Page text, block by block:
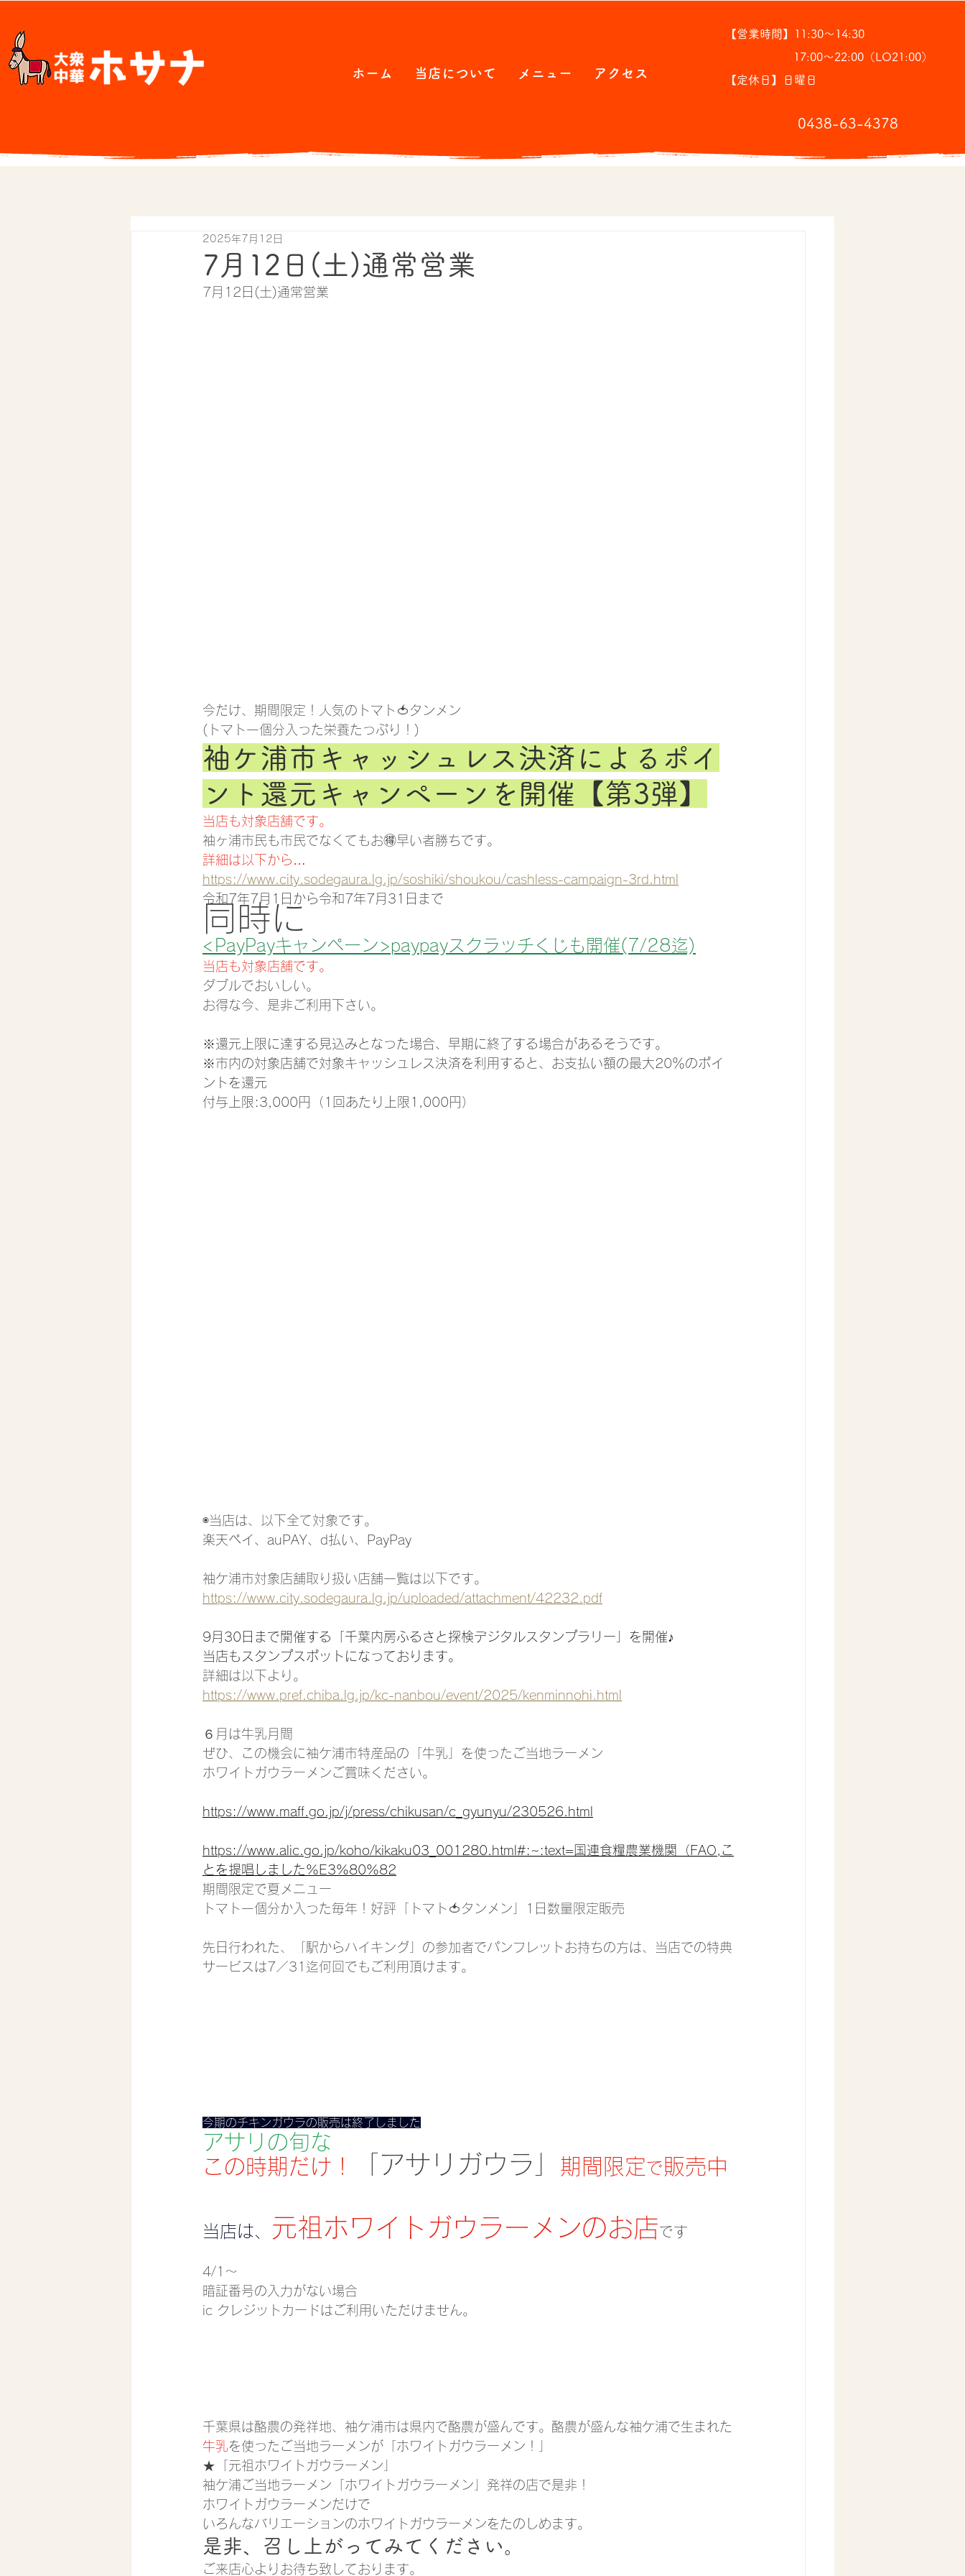
【営業時間】11:30～14:30
17:00～22:00（LO21:00）
【定休日】日曜日
​0438-63-4378
ホーム 当店について メニュー アクセス
7月12日(土)通常営業
2025年7月12日
7月12日(土)通常営業
今だけ、期間限定！人気のトマト🍅タンメン
(トマト一個分入った栄養たっぷり！)
袖ケ浦市キャッシュレス決済によるポイ
ント還元キャンペーンを開催【第3弾】
当店も対象店舗です。
袖ヶ浦市民も市民でなくてもお🉐早い者勝ちです。
詳細は以下から…
https://www.city.sodegaura.lg.jp/soshiki/shoukou/cashless-campaign-3rd.html
令和7年7月1日から令和7年7月31日まで
同時に
<PayPayキャンペーン>paypayスクラッチくじも開催(7/28迄)
当店も対象店舗です。
ダブルでおいしい。
お得な今、是非ご利用下さい。
※還元上限に達する見込みとなった場合、早期に終了する場合があるそうです。
※市内の対象店舗で対象キャッシュレス決済を利用すると、お支払い額の最大20％のポイ
ントを還元
付与上限:3,000円（1回あたり上限1,000円）
◉当店は、以下全て対象です。
楽天ペイ、auPAY、d払い、PayPay
袖ケ浦市対象店舗取り扱い店舗一覧は以下です。
https://www.city.sodegaura.lg.jp/uploaded/attachment/42232.pdf
9月30日まで開催する「千葉内房ふるさと探検デジタルスタンプラリー」を開催♪
当店もスタンプスポットになっております。
詳細は以下より。
https://www.pref.chiba.lg.jp/kc-nanbou/event/2025/kenminnohi.html
６月は牛乳月間
ぜひ、この機会に袖ケ浦市特産品の「牛乳」を使ったご当地ラーメン
ホワイトガウラーメンご賞味ください。
https://www.maff.go.jp/j/press/chikusan/c_gyunyu/230526.html
https://www.alic.go.jp/koho/kikaku03_001280.html#:~:text=国連食糧農業機関（FAO,こ
とを提唱しました%E3%80%82
期間限定で夏メニュー
トマト一個分か入った毎年！好評「トマト🍅タンメン」1日数量限定販売
先日行われた、「駅からハイキング」の参加者でパンフレットお持ちの方は、当店での特典
サービスは7／31迄何回でもご利用頂けます。
今期のチキンガウラの販売は終了しました
アサリの旬な
この時期だけ！
「アサリガウラ」 期間限定で販売中
当店は、 元祖ホワイトガウラーメンのお店です
4/1〜
暗証番号の入力がない場合
ic クレジットカードはご利用いただけません。
千葉県は酪農の発祥地、袖ケ浦市は県内で酪農が盛んです。酪農が盛んな袖ケ浦で生まれた
牛乳を使ったご当地ラーメンが「ホワイトガウラーメン！」
★「元祖ホワイトガウラーメン」
袖ケ浦ご当地ラーメン「ホワイトガウラーメン」発祥の店で是非！
ホワイトガウラーメンだけで
いろんなバリエーションのホワイトガウラーメンをたのしめます。
是非、召し上がってみてください。
ご来店心よりお待ち致しております。